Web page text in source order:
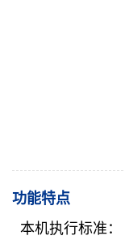
功能特点
本机执行标准：